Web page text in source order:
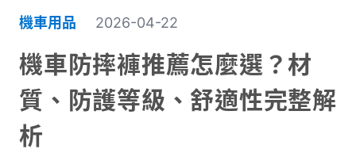
機車用品 2026-04-22
機車防摔褲推薦怎麼選？材
質、防護等級、舒適性完整解
析